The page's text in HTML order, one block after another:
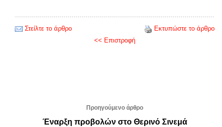
Στείλτε το άρθρο
Εκτυπώστε το άρθρο
<< Επιστροφή
Προηγούμενο άρθρο
Έναρξη προβολών στο Θερινό Σινεμά